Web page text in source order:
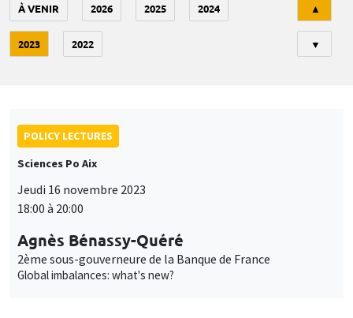
À VENIR 2026 2025 2024
2023 2022
▲
▼
POLICY LECTURES
Sciences Po Aix
Jeudi 16 novembre 2023
18:00 à 20:00
Agnès Bénassy-Quéré
2ème sous-gouverneure de la Banque de France
Global imbalances: what's new?